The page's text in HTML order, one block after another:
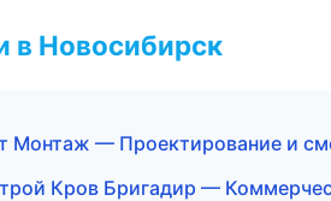
в Новосибирск
Монтаж — Проектирование и
Кров Бригадир —